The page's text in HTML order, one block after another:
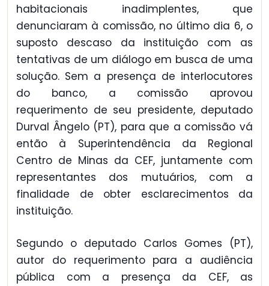
habitacionais inadimplentes, que
denunciaram à comissão, no último dia 6, o
suposto descaso da instituição com as
tentativas de um diálogo em busca de uma
solução. Sem a presença de interlocutores
do banco, a comissão aprovou
requerimento de seu presidente, deputado
Durval Ângelo (PT), para que a comissão vá
então à Superintendência da Regional
Centro de Minas da CEF, juntamente com
representantes dos mutuários, com a
finalidade de obter esclarecimentos da
instituição.
Segundo o deputado Carlos Gomes (PT),
autor do requerimento para a audiência
pública com a presença da CEF, as